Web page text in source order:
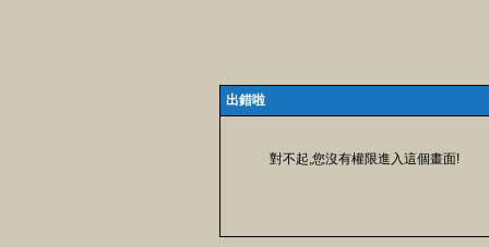
出錯啦
對不起,您沒有權限進入這個畫面!